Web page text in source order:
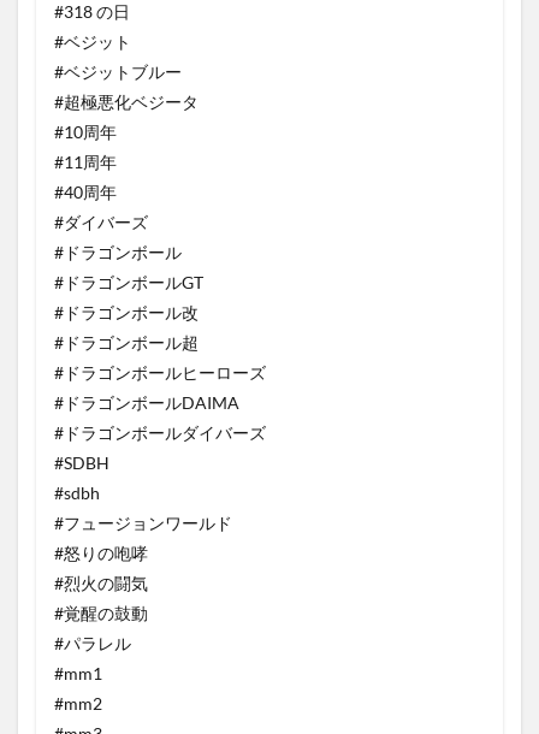
#318 の日
#ベジット
#ベジットブルー
#超極悪化ベジータ
#10周年
#11周年
#40周年
#ダイバーズ
#ドラゴンボール
#ドラゴンボールGT
#ドラゴンボール改
#ドラゴンボール超
#ドラゴンボールヒーローズ
#ドラゴンボールDAIMA
#ドラゴンボールダイバーズ
#SDBH
#sdbh
#フュージョンワールド
#怒りの咆哮
#烈火の闘気
#覚醒の鼓動
#パラレル
#mm1
#mm2